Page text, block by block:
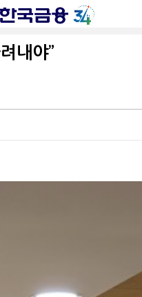
내야”